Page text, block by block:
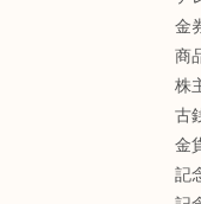
金
商
株
古
金
記